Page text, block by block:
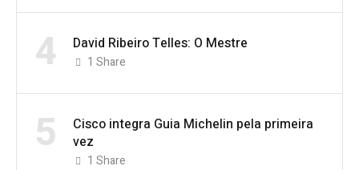
4 David Ribeiro Telles: O Mestre
1 Share
5
Cisco integra Guia Michelin pela primeira
vez
1 Share